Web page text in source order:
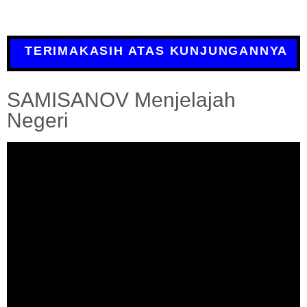
TERIMAKASIH ATAS KUNJUNGANNYA
SAMISANOV Menjelajah
Negeri